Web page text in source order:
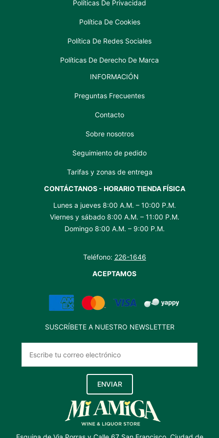
Políticas De Privacidad
Política De Cookies
Política De Redes Sociales
Políticas De Derecho De Marca
INFORMACIÓN
Preguntas Frecuentes
Contacto
Sobre nosotros
Seguimiento de pedido
Tarifas y zonas de entrega
CONTÁCTANOS - HORARIO TIENDA FÍSICA
Lunes a jueves 8:00 A.M. – 10:00 P.M.
Viernes y sábado 8:00 A.M. – 11:00 P.M.
Domingo 8:00 A.M. – 9:00 P.M.
Teléfono: 226-1646
ACEPTAMOS
SUSCRÍBETE A NUESTRO NEWSLETTER
ENVIAR